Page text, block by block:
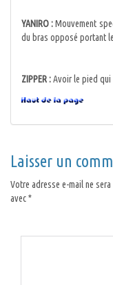
YANIRO :Mouvement
du bras opposé portant
ZIPPER :Avoir le pied qui
Laisser un
Votre adresse e-mail ne
avec*